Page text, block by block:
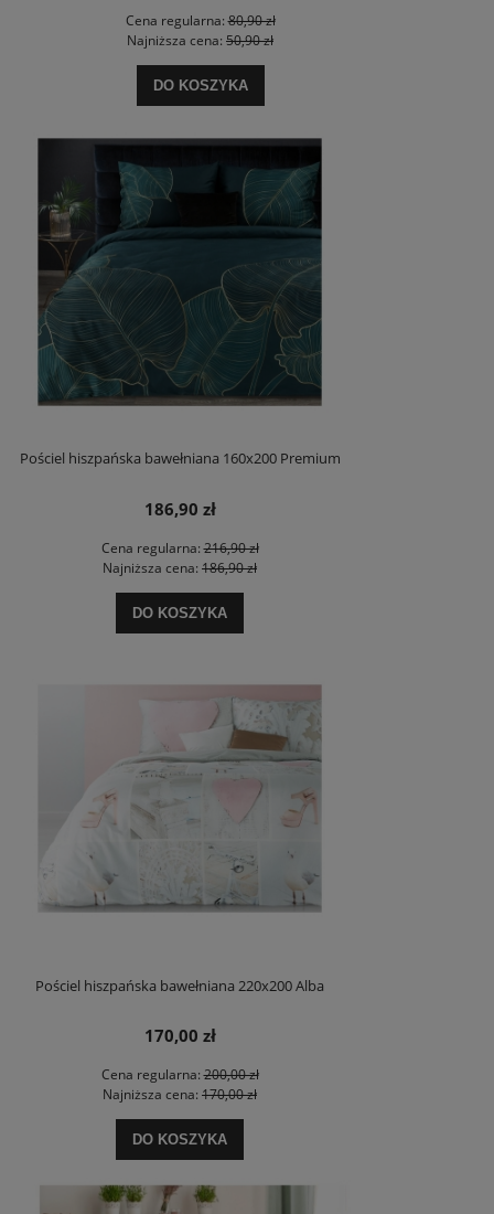
Cena regularna:80,90 zł
Najniższa cena: 50,90 zł
DO KOSZYKA
Pościel hiszpańska bawełniana 160x200 Premium
186,90 zł
Cena regularna:216,90 zł
Najniższa cena: 186,90 zł
DO KOSZYKA
Pościel hiszpańska bawełniana 220x200 Alba
170,00 zł
Cena regularna:200,00 zł
Najniższa cena: 170,00 zł
DO KOSZYKA